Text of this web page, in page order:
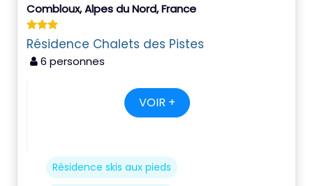
Combloux, Alpes du Nord, France
Résidence Chalets des Pistes
6 personnes
VOIR +
Résidence skis aux pieds